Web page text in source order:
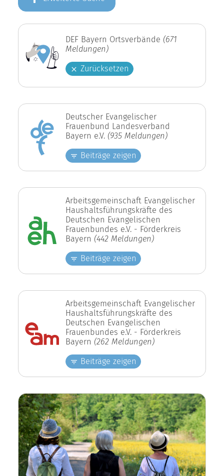
DEF Bayern Ortsverbände (671
Meldungen)
Zurücksetzen
Deutscher Evangelischer
Frauenbund Landesverband
Bayern e.V. (935 Meldungen)
Beiträge zeigen
Arbeitsgemeinschaft Evangelischer
Haushaltsführungskräfte des
Deutschen Evangelischen
Frauenbundes e.V. - Förderkreis
Bayern (442 Meldungen)
Beiträge zeigen
Arbeitsgemeinschaft Evangelischer
Haushaltsführungskräfte des
Deutschen Evangelischen
Frauenbundes e.V. - Förderkreis
Bayern (262 Meldungen)
Beiträge zeigen